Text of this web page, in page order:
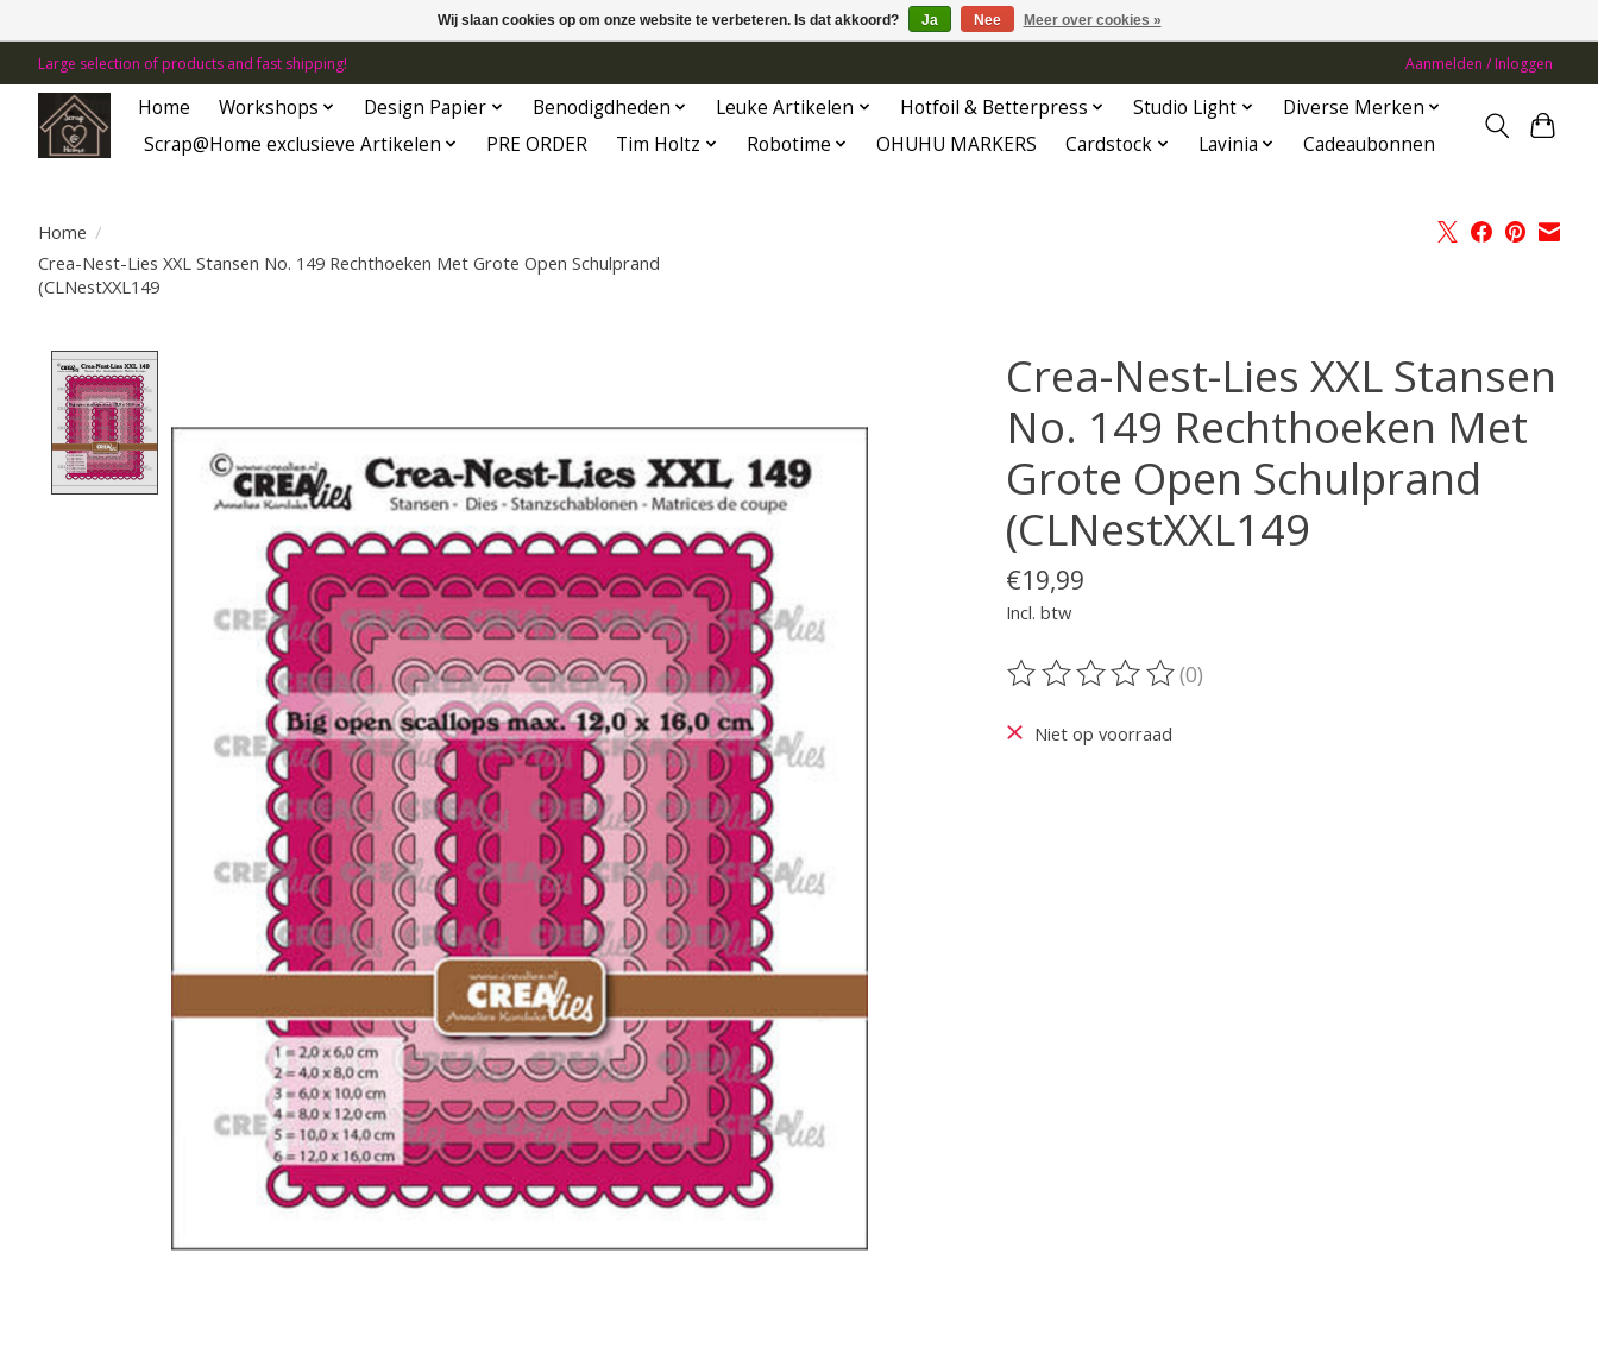
Large selection of products and fast shipping! Aanmelden / Inloggen
Home Workshops Design Papier Benodigdheden Leuke Artikelen Hotfoil & Betterpress Studio Light
Diverse Merken
Scrap@Home exclusieve Artikelen
PRE ORDER Tim Holtz Robotime OHUHU MARKERS Cardstock Lavinia Cadeaubonnen
Home /
Crea-Nest-Lies XXL Stansen No. 149 Rechthoeken Met Grote Open Schulprand
(CLNestXXL149
Crea-Nest-Lies XXL Stansen
No. 149 Rechthoeken Met
Grote Open Schulprand
(CLNestXXL149
€19,99
Incl. btw
De beoordeling van dit product is
(0)
Niet op voorraad
Wij slaan cookies op om onze website te verbeteren. Is dat akkoord? Ja Nee Meer over cookies »